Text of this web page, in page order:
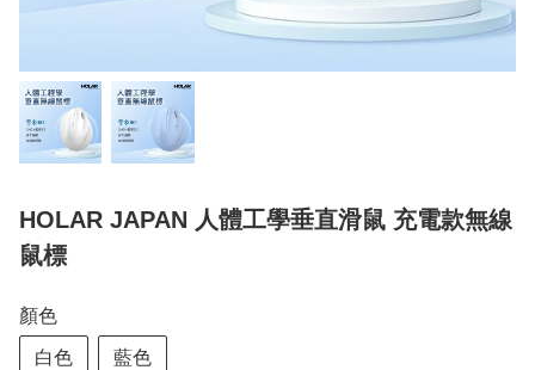
HOLAR JAPAN 人體工學垂直滑鼠 充電款無線
鼠標
顏色
白色 藍色